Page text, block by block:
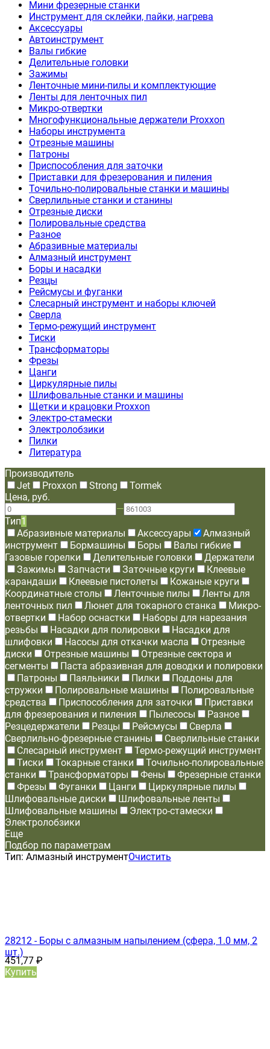
Мини фрезерные станки
Инструмент для склейки, пайки, нагрева
Аксессуары
Автоинструмент
Валы гибкие
Делительные головки
Зажимы
Ленточные мини-пилы и комплектующие
Ленты для ленточных пил
Микро-отвертки
Многофункциональные держатели Proxxon
Наборы инструмента
Отрезные машины
Патроны
Приспособления для заточки
Приставки для фрезерования и пиления
Точильно-полировальные станки и машины
Сверлильные станки и станины
Отрезные диски
Полировальные средства
Разное
Абразивные материалы
Алмазный инструмент
Боры и насадки
Резцы
Рейсмусы и фуганки
Слесарный инструмент и наборы ключей
Сверла
Термо-режущий инструмент
Тиски
Трансформаторы
Фрезы
Цанги
Циркулярные пилы
Шлифовальные станки и машины
Щетки и крацовки Proxxon
Электро-стамески
Электролобзики
Пилки
Литература
Производитель
Jet
Proxxon Strong
Tormek
Цена, руб.
—
Тип1
Абразивные материалы
Аксессуары
Алмазный
инструмент
Бормашины Боры
Валы гибкие
Газовые горелки
Делительные головки
Держатели
Зажимы
Запчасти Заточные круги
Клеевые
карандаши
Клеевые пистолеты
Кожаные круги
Координатные столы
Ленточные пилы
Ленты для
ленточных пил
Люнет для токарного станка
Микро-
отвертки
Набор оснастки
Наборы для нарезания
резьбы
Насадки для полировки
Насадки для
шлифовки
Насосы для откачки масла
Отрезные
диски
Отрезные машины
Отрезные сектора и
сегменты
Паста абразивная для доводки и полировки
Патроны
Паяльники Пилки
Поддоны для
стружки
Полировальные машины
Полировальные
средства
Приспособления для заточки
Приставки
для фрезерования и пиления
Пылесосы
Разное
Резцедержатели
Резцы Рейсмусы
Сверла
Сверлильно-фрезерные станины
Сверлильные станки
Слесарный инструмент
Термо-режущий инструмент
Тиски
Токарные станки
Точильно-полировальные
станки
Трансформаторы Фены
Фрезерные станки
Фрезы
Фуганки Цанги
Циркулярные пилы
Шлифовальные диски
Шлифовальные ленты
Шлифовальные машины
Электро-стамески
Электролобзики
Еще
Подбор по параметрам
Тип: Алмазный инструментОчистить
28212 - Боры с алмазным напылением (сфера, 1.0 мм, 2
шт.)
451,77 ₽
Купить